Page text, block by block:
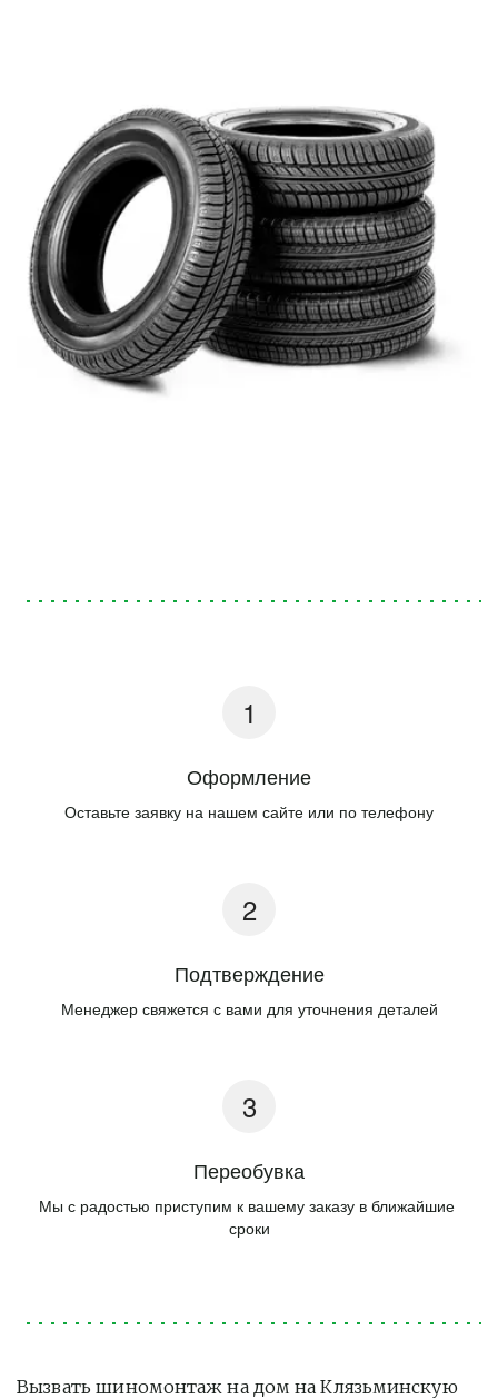
Оформление
Оставьте заявку на нашем сайте или по телефону
Подтверждение
Менеджер свяжется с вами для уточнения деталей
Переобувка
Мы с радостью приступим к вашему заказу в ближайшие
сроки
Вызвать шиномонтаж на дом на Клязьминскую